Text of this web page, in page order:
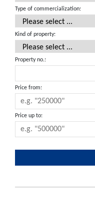
Type of commercialization:
Kind of property:
Property no.:
Price from:
Price up to: